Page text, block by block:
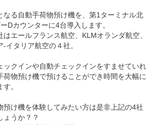
なる自動手荷物預け機を、第1ターミナル北
Dカウンターに4台導入します。
はエールフランス航空、KLMオランダ航空、
イタリア航空の４社。
ックインや自動チェックインをすませていれ
荷物預け機で預けることができ時間を大幅に
。
預け機を体験してみたい方は是非上記の4社
ょうか？？